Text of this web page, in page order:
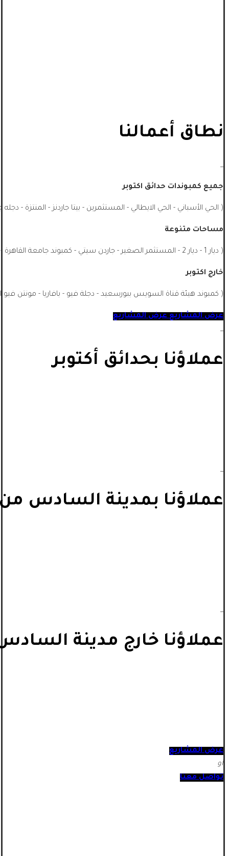
نطاق أعمالنا
_
جميع كمبوندات حدائق اكتوبر
( الحي الأسباني - الحي الايطالي - المستثمرين - بيتا جاردنز - المنتزة -
مساحات متنوعة
( ديار 1 - ديار 2 - المستثمر الصغير - جاردن سيتي - كمبوند جامعة القاهرة - الشيخ زايد - جميع احياء اكتوبر - اشجار سيتي - ماونتن فيو اكتوبر ...)
خارج اكتوبر
( كمبوند هيئة قناة السويس ببورسعيد - دجلة فيو - بافاريا - مونتن
عرض المشاريععرض المشاريع
_
عملاؤنا بحدائق أكتوبر
_
عملاؤنا بمدينة السادس من
_
عملاؤنا خارج مدينة
عرض المشاريع
أو
تواصل معنا